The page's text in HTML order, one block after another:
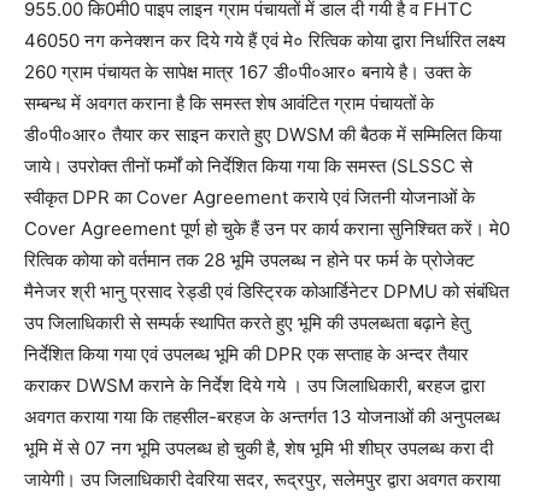
955.00 कि0मी0 पाइप लाइन ग्राम पंचायतों में डाल दी गयी है व FHTC
46050 नग कनेक्शन कर दिये गये हैं एवं मे० रित्विक कोया द्वारा निर्धारित लक्ष्य
260 ग्राम पंचायत के सापेक्ष मात्र 167 डी०पी०आर० बनाये है। उक्त के
सम्बन्ध में अवगत कराना है कि समस्त शेष आवंटित ग्राम पंचायतों के
डी०पी०आर० तैयार कर साइन कराते हुए DWSM की बैठक में सम्मिलित किया
जाये। उपरोक्त तीनों फर्मों को निर्देशित किया गया कि समस्त (SLSSC से
स्वीकृत DPR का Cover Agreement कराये एवं जितनी योजनाओं के
Cover Agreement पूर्ण हो चुके हैं उन पर कार्य कराना सुनिश्चित करें। मे0
रित्विक कोया को वर्तमान तक 28 भूमि उपलब्ध न होने पर फर्म के प्रोजेक्ट
मैनेजर श्री भानु प्रसाद रेड्डी एवं डिस्ट्रिक कोआर्डिनेटर DPMU को संबंधित
उप जिलाधिकारी से सम्पर्क स्थापित करते हुए भूमि की उपलब्धता बढ़ाने हेतु
निर्देशित किया गया एवं उपलब्ध भूमि की DPR एक सप्ताह के अन्दर तैयार
कराकर DWSM कराने के निर्देश दिये गये । उप जिलाधिकारी, बरहज द्वारा
अवगत कराया गया कि तहसील-बरहज के अन्तर्गत 13 योजनाओं की अनुपलब्ध
भूमि में से 07 नग भूमि उपलब्ध हो चुकी है, शेष भूमि भी शीघ्र उपलब्ध करा दी
जायेगी। उप जिलाधिकारी देवरिया सदर, रूद्रपुर, सलेमपुर द्वारा अवगत कराया